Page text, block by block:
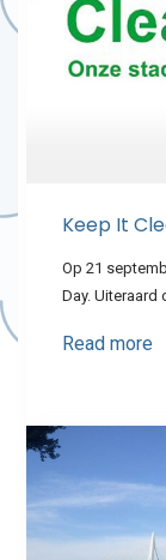
Keep It
Op 21
Day. Uiteraard
Read more